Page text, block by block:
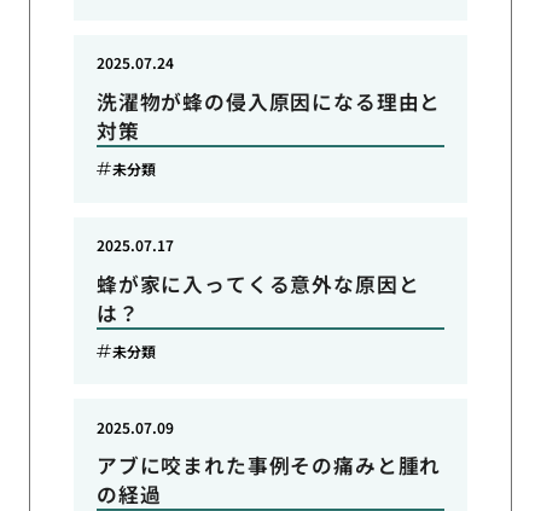
洗濯物が蜂の侵入原因になる理由と
対策
2025.07.24
未分類
蜂が家に入ってくる意外な原因と
は？
2025.07.17
未分類
アブに咬まれた事例その痛みと腫れ
の経過
2025.07.09